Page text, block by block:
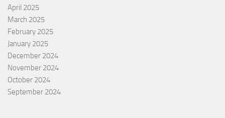
April 2025
March 2025
February 2025
January 2025
December 2024
November 2024
October 2024
September 2024